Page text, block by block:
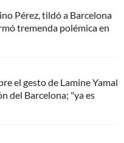
Pérez, tildó a Barcelona
tremenda polémica en
el gesto de Lamine Yamal
del Barcelona; "ya es